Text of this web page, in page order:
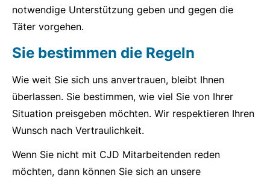
notwendige Unterstützung geben und gegen die
Täter vorgehen.
Sie bestimmen die Regeln
Wie weit Sie sich uns anvertrauen, bleibt Ihnen
überlassen. Sie bestimmen, wie viel Sie von Ihrer
Situation preisgeben möchten. Wir respektieren Ihren
Wunsch nach Vertraulichkeit.
Wenn Sie nicht mit CJD Mitarbeitenden reden
möchten, dann können Sie sich an unsere